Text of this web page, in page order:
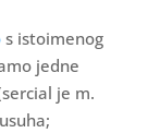
s istoimenog
jedne
je m.